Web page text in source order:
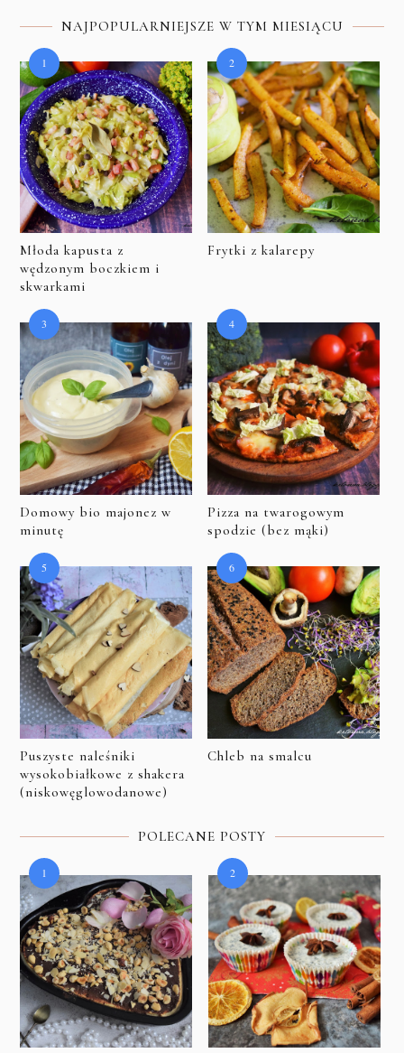
NAJPOPULARNIEJSZE W TYM MIESIĄCU
Młoda kapusta z
wędzonym boczkiem i
skwarkami
Frytki z kalarepy
Domowy bio majonez w
minutę
Pizza na twarogowym
spodzie (bez mąki)
Puszyste naleśniki
wysokobiałkowe z shakera
(niskowęglowodanowe)
Chleb na smalcu
POLECANE POSTY